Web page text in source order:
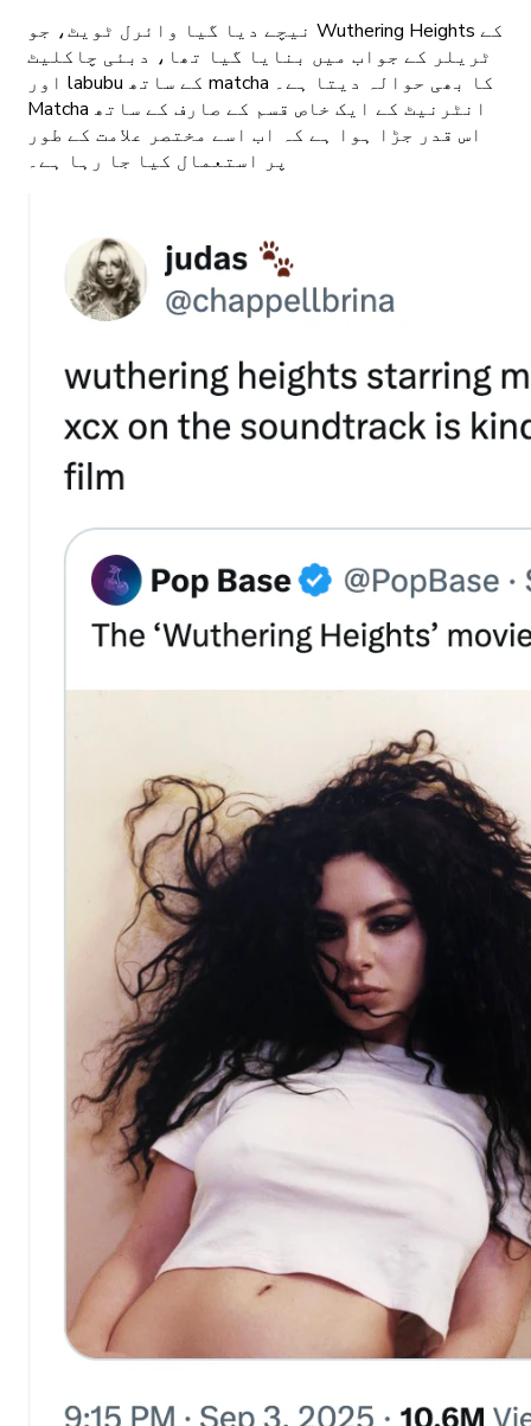
نیچے دیا گیا وائرل ٹویٹ، جو Wuthering Heights کے
ٹریلر کے جواب میں بنایا گیا تھا، دبئی چاکلیٹ
اور labubu کے ساتھ matcha کا بھی حوالہ دیتا ہے۔
Matcha انٹرنیٹ کے ایک خاص قسم کے صارف کے ساتھ
اس قدر جڑا ہوا ہے کہ اب اسے مختصر علامت کے طور
پر استعمال کیا جا رہا ہے۔